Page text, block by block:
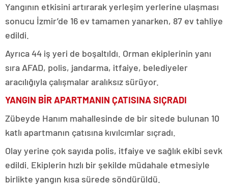
Yangının etkisini artırarak yerleşim yerlerine ulaşması
sonucu İzmir’de 16 ev tamamen yanarken, 87 ev tahliye
edildi.
Ayrıca 44 iş yeri de boşaltıldı. Orman ekiplerinin yanı
sıra AFAD, polis, jandarma, itfaiye, belediyeler
aracılığıyla çalışmalar aralıksız sürüyor.
YANGIN BİR APARTMANIN ÇATISINA SIÇRADI
Zübeyde Hanım mahallesinde de bir sitede bulunan 10
katlı apartmanın çatısına kıvılcımlar sıçradı.
Olay yerine çok sayıda polis, itfaiye ve sağlık ekibi sevk
edildi. Ekiplerin hızlı bir şekilde müdahale etmesiyle
birlikte yangın kısa sürede söndürüldü.